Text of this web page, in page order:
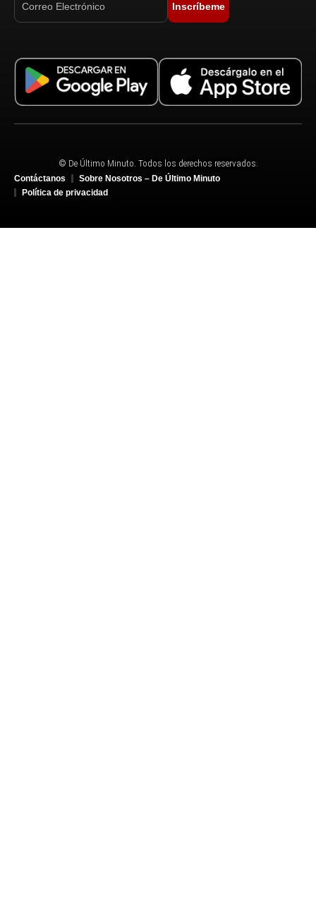
Inscríbeme
© De Último Minuto. Todos los derechos reservados.
Contáctanos
Sobre Nosotros – De Último Minuto
Política de privacidad